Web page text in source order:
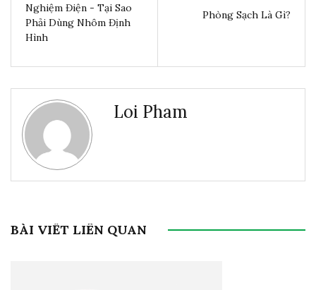
Nghiệm Điện - Tại Sao
Phải Dùng Nhôm Định
Hình
Phòng Sạch Là Gì?
Loi Pham
BÀI VIẾT LIÊN QUAN